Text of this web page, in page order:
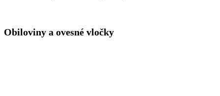
Obiloviny a ovesné vločky